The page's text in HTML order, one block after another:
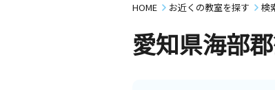
HOME お近くの教室を探す 検
愛知県海部